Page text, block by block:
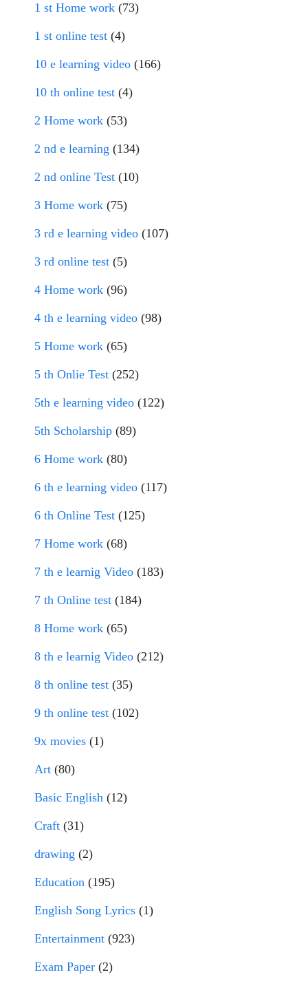
1 st Home work (73)
1 st online test (4)
10 e learning video (166)
10 th online test (4)
2 Home work (53)
2 nd e learning (134)
2 nd online Test (10)
3 Home work (75)
3 rd e learning video (107)
3 rd online test (5)
4 Home work (96)
4 th e learning video (98)
5 Home work (65)
5 th Onlie Test (252)
5th e learning video (122)
5th Scholarship (89)
6 Home work (80)
6 th e learning video (117)
6 th Online Test (125)
7 Home work (68)
7 th e learnig Video (183)
7 th Online test (184)
8 Home work (65)
8 th e learnig Video (212)
8 th online test (35)
9 th online test (102)
9x movies (1)
Art (80)
Basic English (12)
Craft (31)
drawing (2)
Education (195)
English Song Lyrics (1)
Entertainment (923)
Exam Paper (2)